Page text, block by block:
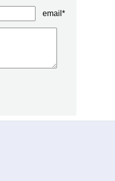
email*